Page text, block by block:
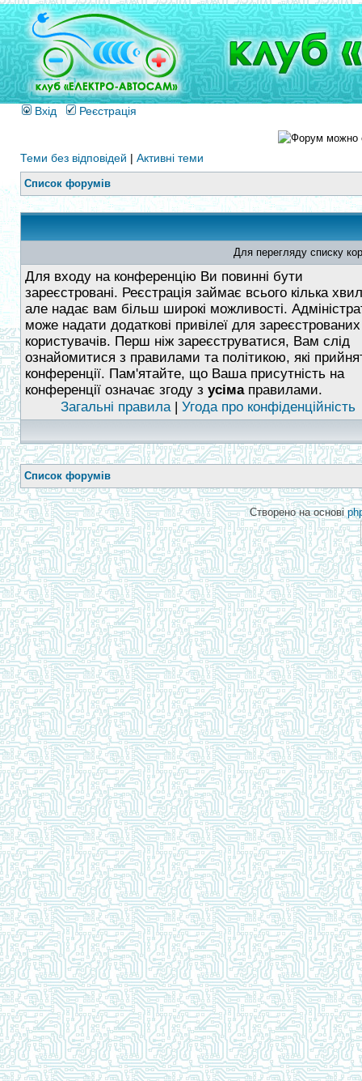
Вхід Реєстрація
Теми без відповідей | Активні теми
Список форумів
Для перегляду списку
Для входу на конференцію Ви повинні бути
зареєстровані. Реєстрація займає всього кілька
але надає вам більш широкі можливості.
може надати додаткові привілеї для зареєстрованих
користувачів. Перш ніж зареєструватися, Вам слід
ознайомитися з правилами та політикою, які
конференції. Пам'ятайте, що Ваша присутність на
конференції означає згоду з усімаправилами.
Загальні правила| Угода про конфіденційність
Список форумів
Створено на основі